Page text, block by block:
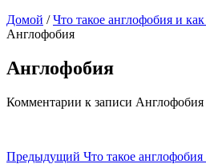
Домой / Что такое англофобия и
Англофобия
Англофобия
Комментарии к записи Англофобия
Предыдущий Что такое